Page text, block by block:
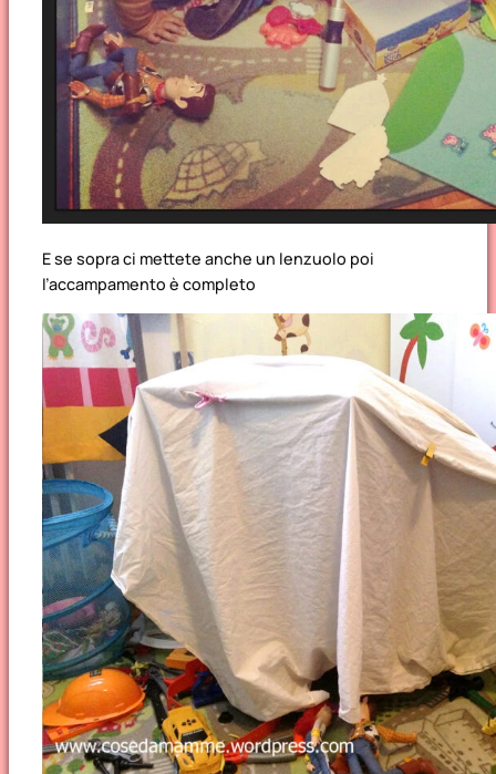
E se sopra ci mettete anche un lenzuolo poi
l’accampamento è completo